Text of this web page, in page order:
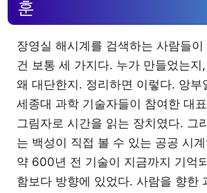
훈
장영실 해시계를 검색하는 사람들
건 보통 세 가지다. 누가 만들었는지
왜 대단한지. 정리하면 이렇다. 앙부
세종대 과학 기술자들이 참여한 대
그림자로 시간을 읽는 장치였다. 그
는 백성이 직접 볼 수 있는 공공 시
약 600년 전 기술이 지금까지 기억
함보다 방향에 있었다. 사람을 향한